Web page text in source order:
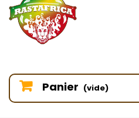
Panier (vide)